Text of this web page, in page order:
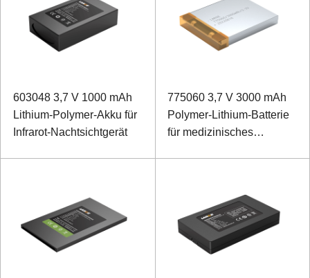
603048 3,7 V 1000 mAh
Lithium-Polymer-Akku für
Infrarot-Nachtsichtgerät
775060 3,7 V 3000 mAh
Polymer-Lithium-Batterie
für medizinisches